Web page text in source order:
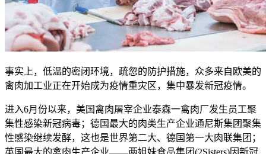
事实上，低温的密闭环境，疏忽的防护措施，众多来自欧美的
禽肉加工业正在开始成为疫情重灾区，集中暴发新冠疫情。
进入6月份以来，美国禽肉屠宰企业泰森一禽肉厂发生员工聚
集性感染新冠病毒；德国最大的肉类生产企业通尼斯集团聚集
性感染继续发酵，这也是世界第二大、德国第一大肉联集团；
英国最大的禽肉生产企业——两姐妹食品集团(2Sisters)因新冠